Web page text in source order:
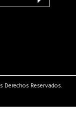
Derechos Reservados.